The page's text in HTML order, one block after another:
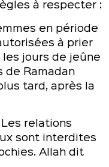
à respecter :
en période
à prier
les jours de jeûne
de Ramadan
tard, après la
Les relations
sont interdites
Allah dit